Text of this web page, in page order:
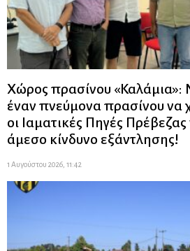
Χώρος πρασίνου
έναν πνεύμονα πρασίνου να
οι Ιαματικές Πηγές
άμεσο κίνδυνο εξάντλησης!
1 Αυγούστου 2026, 11:42